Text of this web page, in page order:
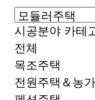
시공분야 카테
전체
목조주택
전원주택＆농